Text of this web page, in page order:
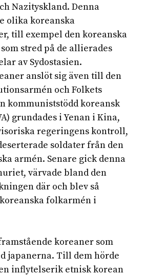
Nazityskland. Denna
olika koreanska
till exempel den koreanska
stred på de allierades
av Sydostasien.
anslöt sig även till den
och Folkets
kommuniststödd koreansk
grundades i Yenan i Kina,
regeringens kontroll,
soldater från den
armén. Senare gick denna
värvade bland den
där och blev så
folkarmén i
koreaner som
japanerna. Till dem hörde
inflytelserik etnisk korean